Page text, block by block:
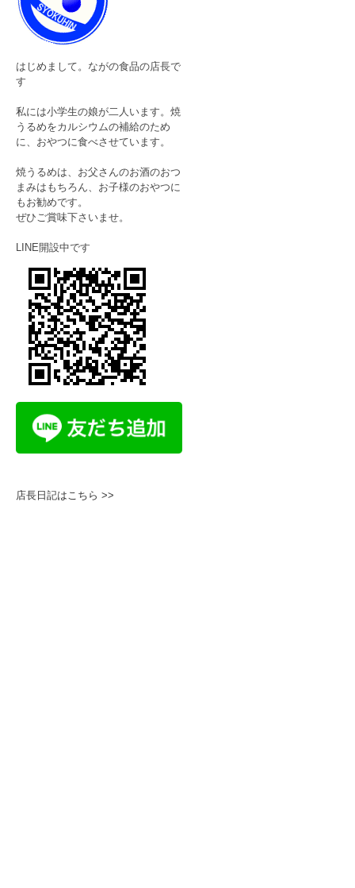
はじめまして。ながの食品の店長で
す
私には小学生の娘が二人います。焼
うるめをカルシウムの補給のため
に、おやつに食べさせています。
焼うるめは、お父さんのお酒のおつ
まみはもちろん、お子様のおやつに
もお勧めです。
ぜひご賞味下さいませ。
LINE開設中です
店長日記はこちら >>